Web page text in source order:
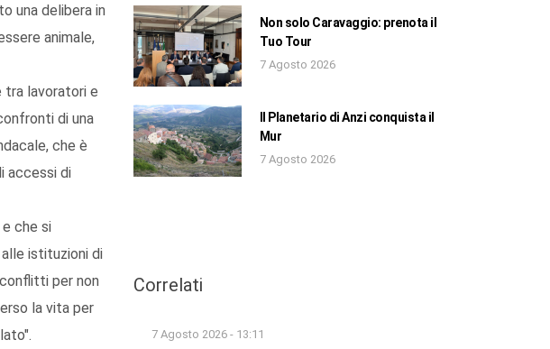
una delibera in
animale,
tra lavoratori e
di una
che è
accessi di
che si
istituzioni di
per non
la vita per
Non solo Caravaggio: prenota il
Tuo Tour
7 Agosto 2026
Il Planetario di Anzi conquista il
Mur
7 Agosto 2026
Correlati
7 Agosto 2026 - 13:11